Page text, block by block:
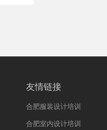
友情链接
合肥服装设计培训
合肥室内设计培训